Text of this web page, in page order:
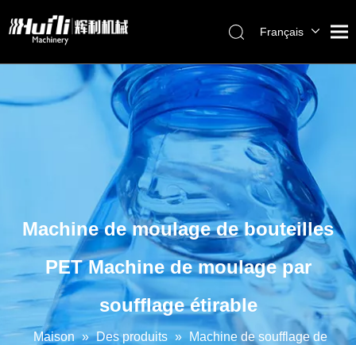
Français
العربية
Pусский
Español
Português
Machine de moulage de bouteilles
PET Machine de moulage par
soufflage étirable
Maison » Des produits »
Machine de soufflage de